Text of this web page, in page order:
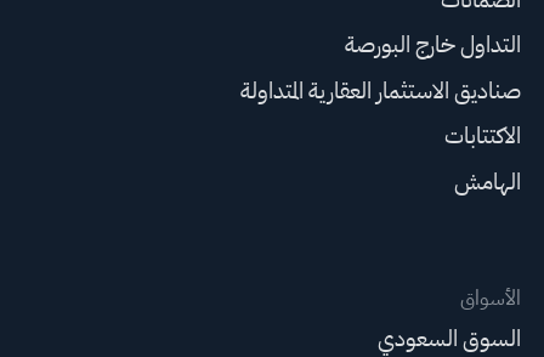
التداول خارج البورصة
صناديق الاستثمار العقارية المتداولة
الاكتتابات
الهامش
الأسواق
السوق السعودي